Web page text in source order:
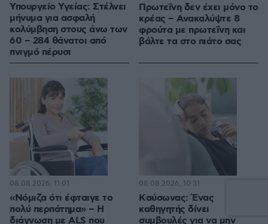
Υπουργείο Υγείας: Στέλνει
μήνυμα για ασφαλή
κολύμβηση στους άνω των
60 – 284 θάνατοι από
πνιγμό πέρυσι
Πρωτεΐνη δεν έχει μόνο το
κρέας – Ανακαλύψτε 8
φρούτα με πρωτεΐνη και
βάλτε τα στο πιάτο σας
«Νόμιζα ότι έφταιγε το
πολύ περπάτημα» – Η
διάγνωση με ALS που
08.08.2026, 11:01
Kαύσωνας: Ένας
καθηγητής δίνει
συμβουλές για να μην
08.08.2026, 10:31